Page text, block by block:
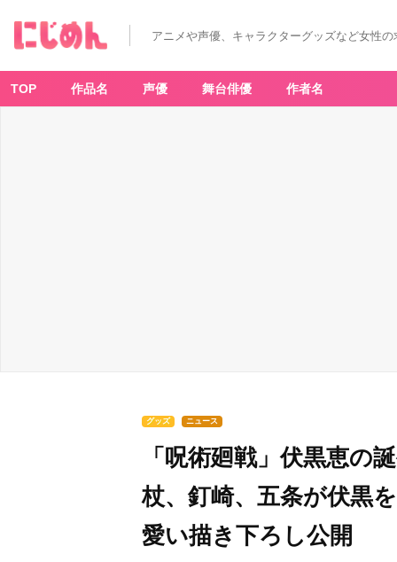
アニメや声優、キャラクターグッズなど女性
TOP 作品名 声優 舞台俳優 作者名
グッズ ニュース
「呪術廻戦」伏黒恵の
杖、釘崎、五条が伏黒
愛い描き下ろし公開